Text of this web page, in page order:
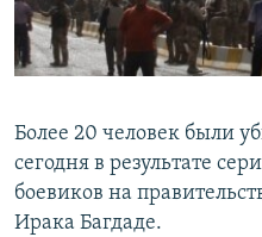
СОЦИАЛЬНЫЕ СЕТИ
Все сайты РСЕ/РС
Более 20 человек были
сегодня в результате
боевиков на
Ирака Багдаде.